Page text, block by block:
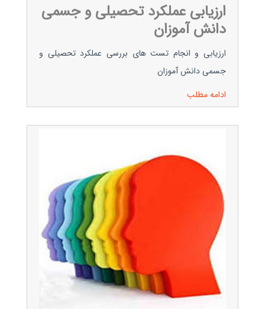
ارزیابی عملکرد تحصیلی و جسمی
دانش آموزان
ارزیابی و انجام تست های بررسی عملکرد تحصیلی و
جسمی دانش آموزان
ادامه مطلب